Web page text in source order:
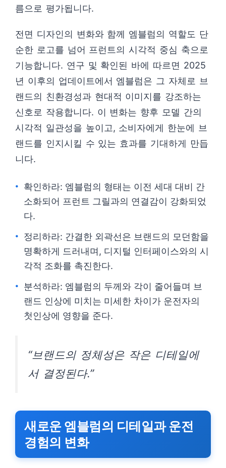
름으로 평가됩니다.
전면 디자인의 변화와 함께 엠블럼의 역할도 단
순한 로고를 넘어 프런트의 시각적 중심 축으로
기능합니다. 연구 및 확인된 바에 따르면 2025
년 이후의 업데이트에서 엠블럼은 그 자체로 브
랜드의 친환경성과 현대적 이미지를 강조하는
신호로 작용합니다. 이 변화는 향후 모델 간의
시각적 일관성을 높이고, 소비자에게 한눈에 브
랜드를 인지시킬 수 있는 효과를 기대하게 만듭
니다.
확인하라: 엠블럼의 형태는 이전 세대 대비 간
소화되어 프런트 그릴과의 연결감이 강화되었
다.
정리하라: 간결한 외곽선은 브랜드의 모던함을
명확하게 드러내며, 디지털 인터페이스와의 시
각적 조화를 촉진한다.
분석하라: 엠블럼의 두께와 각이 줄어들며 브
랜드 인상에 미치는 미세한 차이가 운전자의
첫인상에 영향을 준다.
“브랜드의 정체성은 작은 디테일에
서 결정된다.”
새로운 엠블럼의 디테일과 운전
경험의 변화